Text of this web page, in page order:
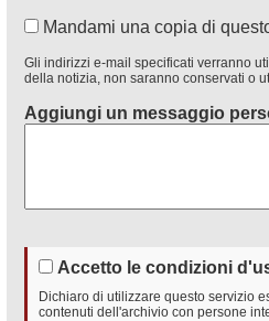
Mandami una copia di
Gli indirizzi e-mail specificati verranno
della notizia, non saranno conservati o
Aggiungi un messaggio
Accetto le condizioni
Dichiaro di utilizzare questo servizio
contenuti dell'archivio con persone